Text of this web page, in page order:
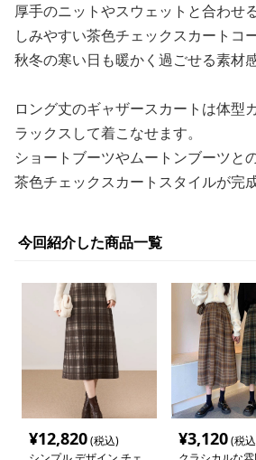
厚手のニットやスウェットと合わせ
しみやすい茶色チェックスカートコ
秋冬の寒い日も暖かく過ごせる素材
ロング丈のギャザースカートは体型
ラックスして着こなせます。
ショートブーツやムートンブーツと
茶色チェックスカートスタイルが完
今回紹介した商品一覧
¥12,820(税込)
¥3,120(税